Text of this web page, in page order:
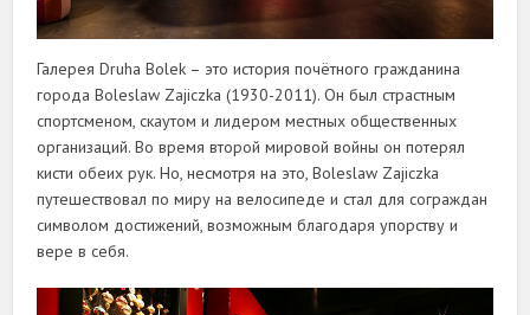
Галерея Druha Bolek – это история почётного гражданина
города Boleslaw Zajiczka (1930-2011). Он был страстным
спортсменом, скаутом и лидером местных общественных
организаций. Во время второй мировой войны он потерял
кисти обеих рук. Но, несмотря на это, Boleslaw Zajiczka
путешествовал по миру на велосипеде и стал для сограждан
символом достижений, возможным благодаря упорству и
вере в себя.